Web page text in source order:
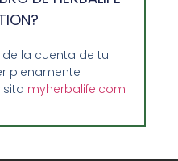
la cuenta de tu
plenamente
myherbalife.com